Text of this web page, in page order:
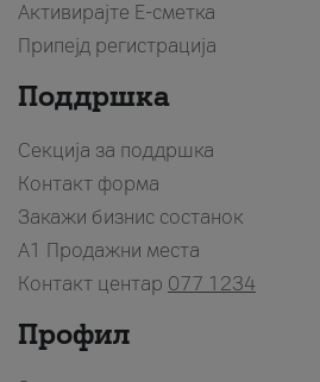
Активирајте Е-сметка
Припејд регистрација
Поддршка
Секција за поддршка
Контакт форма
Закажи бизнис состанок
A1 Продажни места
Контакт центар 077 1234
Профил